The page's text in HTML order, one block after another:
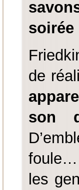
soirée
de
son
foule…
les